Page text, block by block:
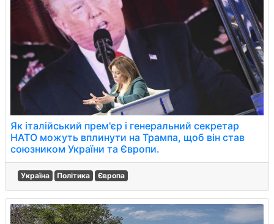
Як італійський прем'єр і генеральний секретар
НАТО можуть вплинути на Трампа, щоб він став
союзником України та Європи.
Україна Політика Європа